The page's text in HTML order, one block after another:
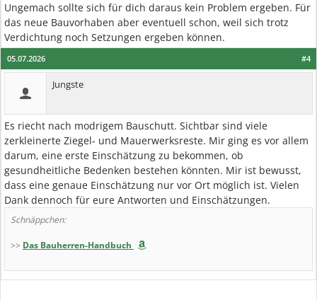
Ungemach sollte sich für dich daraus kein Problem ergeben. Für
das neue Bauvorhaben aber eventuell schon, weil sich trotz
Verdichtung noch Setzungen ergeben können.
#4
05.07.2026
Jungste
Es riecht nach modrigem Bauschutt. Sichtbar sind viele
zerkleinerte Ziegel‑ und Mauerwerksreste. Mir ging es vor allem
darum, eine erste Einschätzung zu bekommen, ob
gesundheitliche Bedenken bestehen könnten. Mir ist bewusst,
dass eine genaue Einschätzung nur vor Ort möglich ist. Vielen
Dank dennoch für eure Antworten und Einschätzungen.
Schnäppchen:
>> Das Bauherren-Handbuch